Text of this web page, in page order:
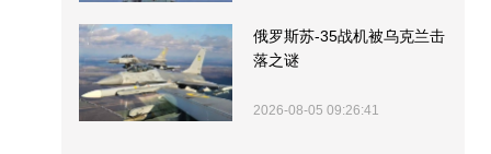
俄罗斯苏-35战机被乌克兰击
落之谜
2026-08-05 09:26:41